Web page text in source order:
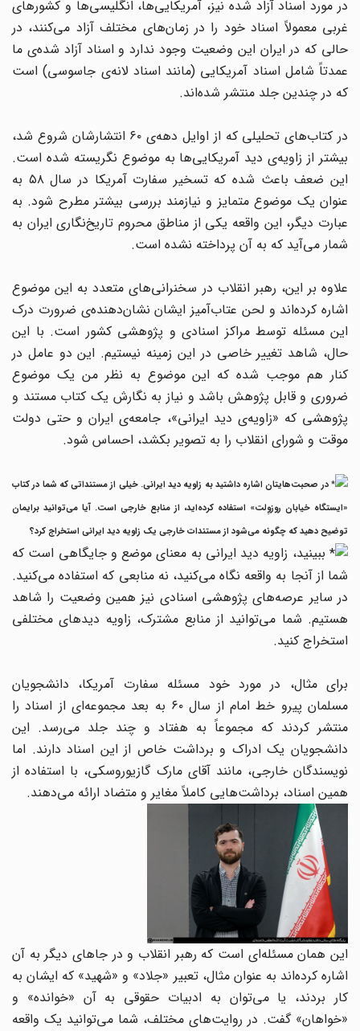
در مورد اسناد آزاد شده نیز، آمریکایی‌ها، انگلیسی‌ها و کشورهای
غربی معمولاً اسناد خود را در زمان‌های مختلف آزاد می‌کنند، در
حالی که در ایران این وضعیت وجود ندارد و اسناد آزاد شده‌ی ما
عمدتاً شامل اسناد آمریکایی (مانند اسناد لانه‌ی جاسوسی) است
که در چندین جلد منتشر شده‌اند.
در کتاب‌های تحلیلی که از اوایل دهه‌ی ۶۰ انتشارشان شروع شد،
بیشتر از زاویه‌ی دید آمریکایی‌ها به موضوع نگریسته شده است.
این ضعف باعث شده که تسخیر سفارت آمریکا در سال ۵۸ به
عنوان یک موضوع متمایز و نیازمند بررسی بیشتر مطرح شود. به
عبارت دیگر، این واقعه یکی از مناطق محروم تاریخ‌نگاری ایران به
شمار می‌آید که به آن پرداخته نشده است.
علاوه بر این، رهبر انقلاب در سخنرانی‌های متعدد به این موضوع
اشاره کرده‌اند و لحن عتاب‌آمیز ایشان نشان‌دهنده‌ی ضرورت درک
این مسئله توسط مراکز اسنادی و پژوهشی کشور است. با این
حال، شاهد تغییر خاصی در این زمینه نیستیم. این دو عامل در
کنار هم موجب شده که این موضوع به نظر من یک موضوع
ضروری و قابل پژوهش باشد و نیاز به نگارش یک کتاب مستند و
پژوهشی که «زاویه‌ی دید ایرانی»، جامعه‌ی ایران و حتی دولت
موقت و شورای انقلاب را به تصویر بکشد، احساس شود.
در صحبت‌هایتان اشاره داشتید به زاویه دید ایرانی. خیلی از مستنداتی که شما در کتاب
«ایستگاه خیابان روزوِلت» استفاده کرده‌اید، از منابع خارجی است. آیا می‌توانید برایمان
توضیح دهید که چگونه می‌شود از مستندات خارجی یک زاویه دید ایرانی استخراج کرد؟
ببینید، زاویه دید ایرانی به معنای موضع و جایگاهی است که
شما از آنجا به واقعه نگاه می‌کنید، نه منابعی که استفاده می‌کنید.
در سایر عرصه‌های پژوهشی اسنادی نیز همین وضعیت را شاهد
هستیم. شما می‌توانید از منابع مشترک، زاویه دیدهای مختلفی
استخراج کنید.
برای مثال، در مورد خود مسئله سفارت آمریکا، دانشجویان
مسلمان پیرو خط امام از سال ۶۰ به بعد مجموعه‌ای از اسناد را
منتشر کردند که مجموعاً به هفتاد و چند جلد می‌رسد. این
دانشجویان یک ادراک و برداشت خاص از این اسناد دارند. اما
نویسندگان خارجی، مانند آقای مارک گازیوروسکی، با استفاده از
همین اسناد، برداشت‌هایی کاملاً مغایر و متضاد ارائه می‌دهند.
این همان مسئله‌ای است که رهبر انقلاب و در جاهای دیگر به آن
اشاره کرده‌اند به عنوان مثال، تعبیر «جلاد» و «شهید» که ایشان به
کار بردند، یا می‌توان به ادبیات حقوقی به آن «خوانده» و
«خواهان» گفت. در روایت‌های مختلف، شما می‌توانید یک واقعه